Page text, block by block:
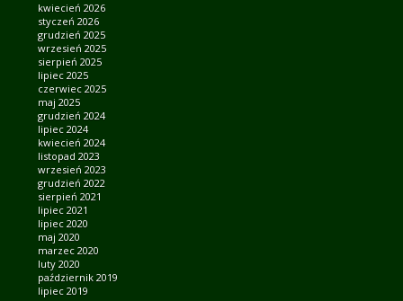
kwiecień 2026
styczeń 2026
grudzień 2025
wrzesień 2025
sierpień 2025
lipiec 2025
czerwiec 2025
maj 2025
grudzień 2024
lipiec 2024
kwiecień 2024
listopad 2023
wrzesień 2023
grudzień 2022
sierpień 2021
lipiec 2021
lipiec 2020
maj 2020
marzec 2020
luty 2020
październik 2019
lipiec 2019